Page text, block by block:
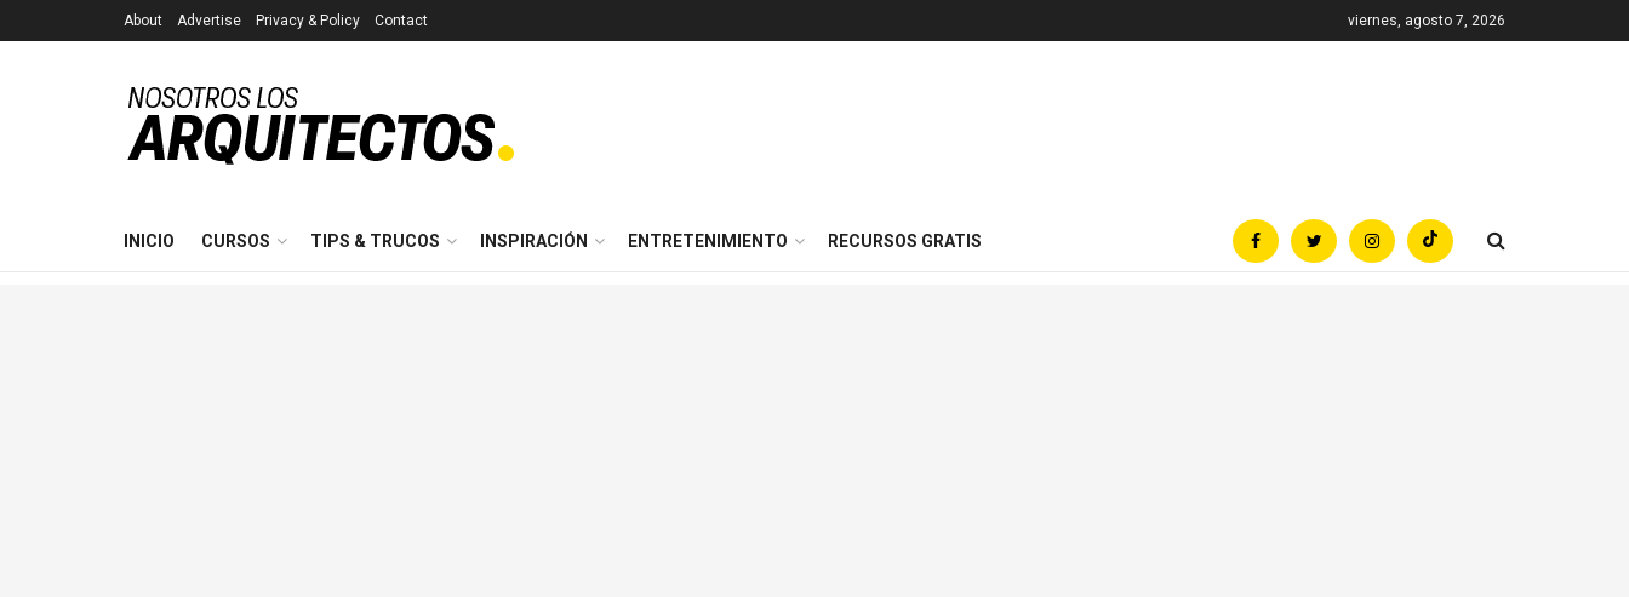
About Advertise Privacy & Policy Contact viernes, agosto 7, 2026
INICIO CURSOS TIPS & TRUCOS INSPIRACIÓN ENTRETENIMIENTO RECURSOS GRATIS